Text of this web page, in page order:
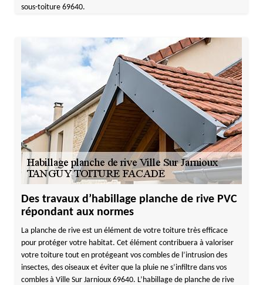
sous-toiture 69640.
Des travaux d’habillage planche de rive PVC
répondant aux normes
La planche de rive est un élément de votre toiture très efficace
pour protéger votre habitat. Cet élément contribuera à valoriser
votre toiture tout en protégeant vos combles de l’intrusion des
insectes, des oiseaux et éviter que la pluie ne s’infiltre dans vos
combles à Ville Sur Jarnioux 69640. L’habillage de planche de rive